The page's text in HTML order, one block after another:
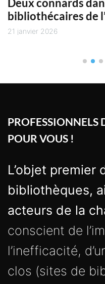
Deux connards
bibliothécaires de
21 janvier 2026
PROFESSIONNELS
POUR VOUS !
L’objet premier
bibliothèques,
acteurs de la
conscient de
l’inefficacité,
clos (sites de